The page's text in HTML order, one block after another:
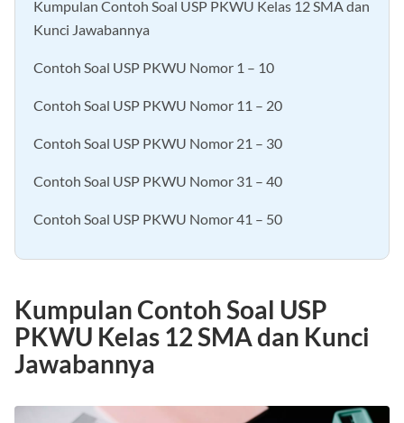
Kumpulan Contoh Soal USP PKWU Kelas 12 SMA dan
Kunci Jawabannya
Contoh Soal USP PKWU Nomor 1 – 10
Contoh Soal USP PKWU Nomor 11 – 20
Contoh Soal USP PKWU Nomor 21 – 30
Contoh Soal USP PKWU Nomor 31 – 40
Contoh Soal USP PKWU Nomor 41 – 50
Kumpulan Contoh Soal USP
PKWU Kelas 12 SMA dan Kunci
Jawabannya